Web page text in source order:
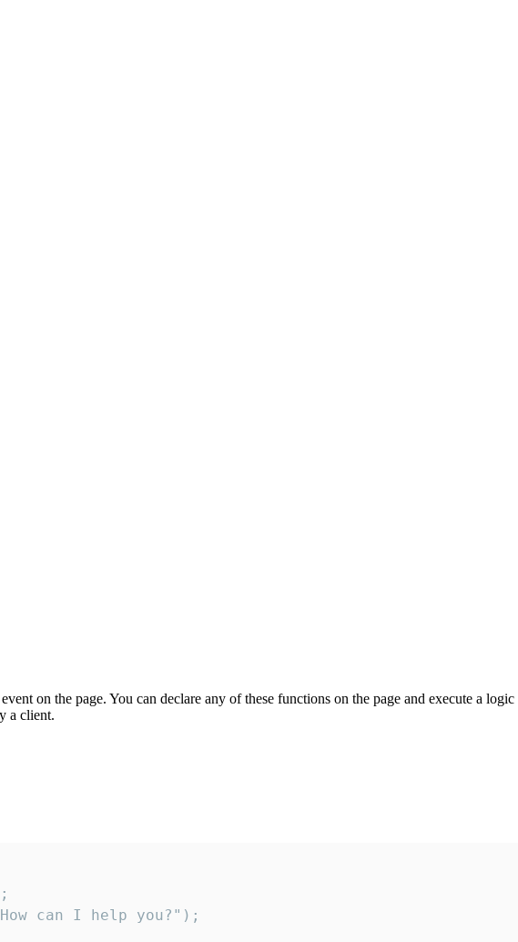
on the page. You can declare any of these functions on the page and execute a
a client.
can I help you?");